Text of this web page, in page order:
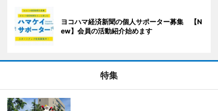
ヨコハマ経済新聞の個人サポーター募集 【N
ew】会員の活動紹介始めます
特集